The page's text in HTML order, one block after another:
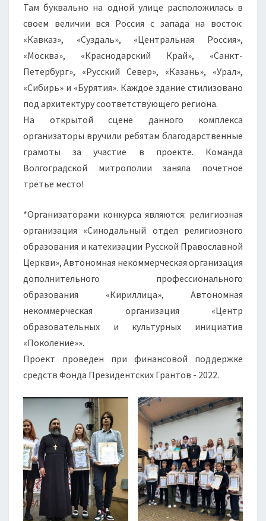
Там буквально на одной улице расположилась в
своем величии вся Россия с запада на восток:
«Кавказ», «Суздаль», «Центральная Россия»,
«Москва», «Краснодарский Край», «Санкт-
Петербург», «Русский Север», «Казань», «Урал»,
«Сибирь» и «Бурятия». Каждое здание стилизовано
под архитектуру соответствующего региона.
На открытой сцене данного комплекса
организаторы вручили ребятам благодарственные
грамоты за участие в проекте. Команда
Волгоградской митрополии заняла почетное
третье место!
*Организаторами конкурса являются: религиозная
организация «Синодальный отдел религиозного
образования и катехизации Русской Православной
Церкви», Автономная некоммерческая организация
дополнительного профессионального
образования «Кириллица», Автономная
некоммерческая организация «Центр
образовательных и культурных инициатив
«Поколение»».
Проект проведен при финансовой поддержке
средств Фонда Президентских Грантов - 2022.